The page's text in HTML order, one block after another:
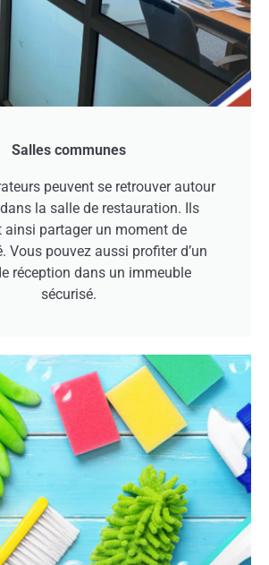
Salles communes
peuvent se retrouver autour
la salle de restauration. Ils
ainsi partager un moment de
Vous pouvez aussi profiter d’un
réception dans un immeuble
sécurisé.